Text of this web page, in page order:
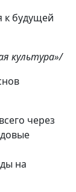
к будущей
культура»/
через
на